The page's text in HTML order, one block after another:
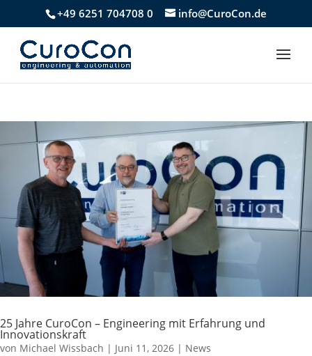
+49 6251 704708 0 info@CuroCon.de
25 Jahre CuroCon – Engineering mit Erfahrung und
Innovationskraft
von Michael Wissbach | Juni 11, 2026 | News